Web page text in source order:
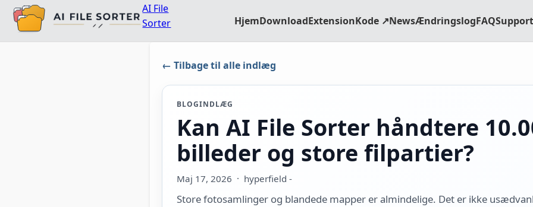
AI File
Sorter
HjemDownloadExtensionKode ↗NewsÆndringslogFAQ
← Tilbage til alle indlæg
BLOGINDLÆG
Kan AI File Sorter håndtere
billeder og store filpartier?
Maj 17, 2026 · hyperfield -
Store fotosamlinger og blandede mapper er almindelige. Det er ikke